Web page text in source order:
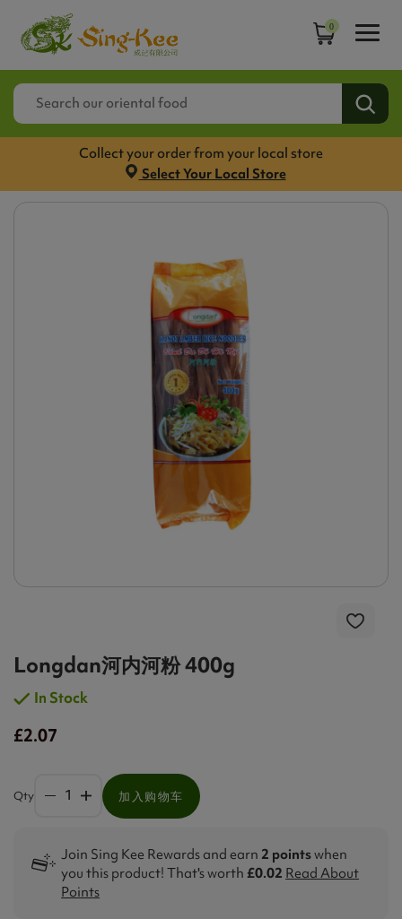
0
Collect your order from your local store
Select Your Local Store
Longdan河内河粉 400g
In Stock
£2.07
Qty 加入购物车
Join Sing Kee Rewards and earn 2 pointswhen
you this product! That's worth £0.02 Read About
Points